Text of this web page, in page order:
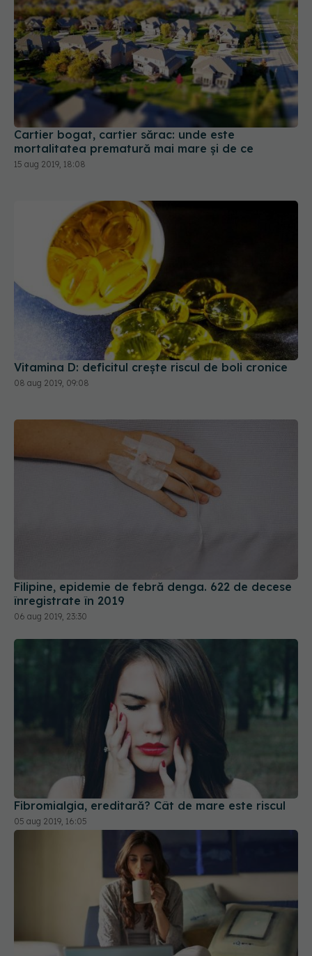
Cartier bogat, cartier sărac: unde este
mortalitatea prematură mai mare și de ce
15 aug 2019, 18:08
Vitamina D: deficitul crește riscul de boli cronice
08 aug 2019, 09:08
Filipine, epidemie de febră denga. 622 de decese
înregistrate în 2019
06 aug 2019, 23:30
Fibromialgia, ereditară? Cât de mare este riscul
05 aug 2019, 16:05